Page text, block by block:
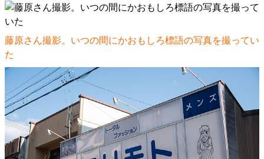
藤原さん撮影。いつの間にかおもしろ標語の写真を撮ってい
た